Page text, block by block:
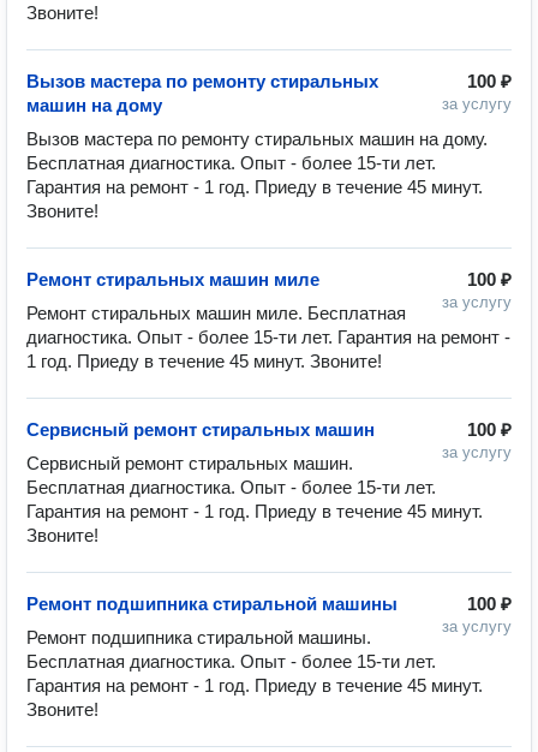
Звоните!
100 ₽
за услугу
Вызов мастера по ремонту стиральных
машин на дому
Вызов мастера по ремонту стиральных машин на дому.
Бесплатная диагностика. Опыт - более 15-ти лет.
Гарантия на ремонт - 1 год. Приеду в течение 45 минут.
Звоните!
100 ₽
за услугу
Ремонт стиральных машин миле
Ремонт стиральных машин миле. Бесплатная
диагностика. Опыт - более 15-ти лет. Гарантия на ремонт -
1 год. Приеду в течение 45 минут. Звоните!
100 ₽
за услугу
Сервисный ремонт стиральных машин
Сервисный ремонт стиральных машин.
Бесплатная диагностика. Опыт - более 15-ти лет.
Гарантия на ремонт - 1 год. Приеду в течение 45 минут.
Звоните!
100 ₽
за услугу
Ремонт подшипника стиральной машины
Ремонт подшипника стиральной машины.
Бесплатная диагностика. Опыт - более 15-ти лет.
Гарантия на ремонт - 1 год. Приеду в течение 45 минут.
Звоните!